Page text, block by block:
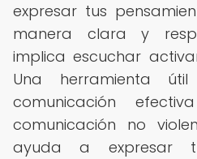
expresar tus
manera clara y
implica escuchar
Una herramienta
comunicación
comunicación no
ayuda a expresar